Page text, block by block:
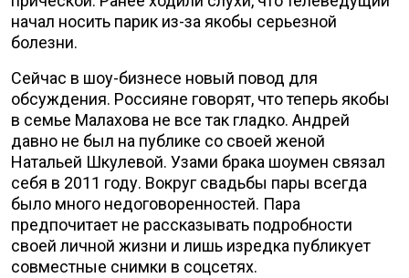
начал носить парик из-за якобы серьезной
болезни.
Сейчас в шоу-бизнесе новый повод для
обсуждения. Россияне говорят, что теперь якобы
в семье Малахова не все так гладко. Андрей
давно не был на публике со своей женой
Натальей Шкулевой. Узами брака шоумен связал
себя в 2011 году. Вокруг свадьбы пары всегда
было много недоговоренностей. Пара
предпочитает не рассказывать подробности
своей личной жизни и лишь изредка публикует
совместные снимки в соцсетях.